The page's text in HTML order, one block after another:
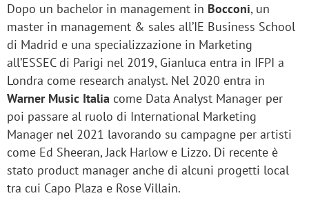
Dopo un bachelor in management in Bocconi, un
master in management & sales all’IE Business School
di Madrid e una specializzazione in Marketing
all’ESSEC di Parigi nel 2019, Gianluca entra in IFPI a
Londra come research analyst. Nel 2020 entra in
Warner Music Italia come Data Analyst Manager per
poi passare al ruolo di International Marketing
Manager nel 2021 lavorando su campagne per artisti
come Ed Sheeran, Jack Harlow e Lizzo. Di recente è
stato product manager anche di alcuni progetti local
tra cui Capo Plaza e Rose Villain.